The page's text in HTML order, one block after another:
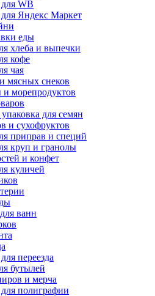
WB
Яндекс Маркет
еды
хлеба и выпечки
кофе
чая
мясных снеков
морепродуктов
для семян
и сухофруктов
приправ и специй
круп и гранолы
и конфет
куличей
ванн
переезда
бутылей
и мерча
полиграфии